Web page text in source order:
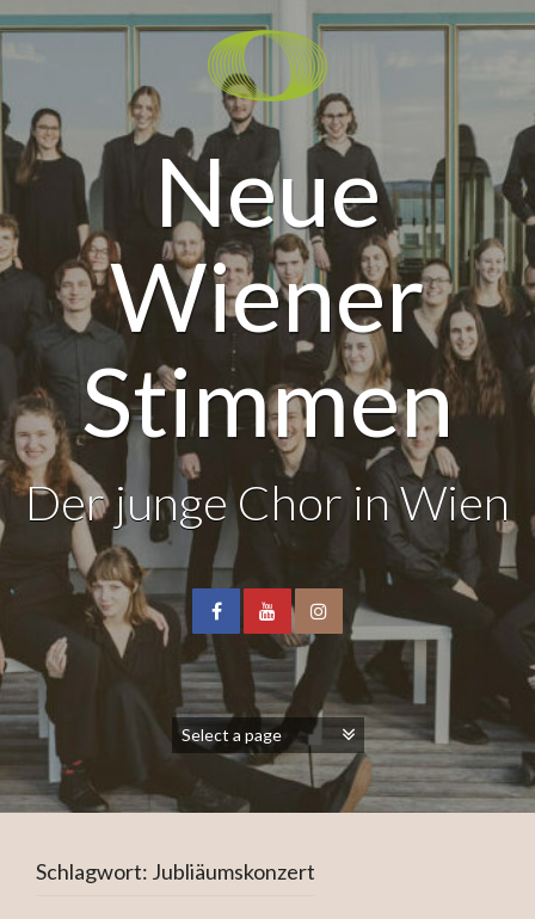
Neue
Wiener
Stimmen
Der junge Chor in Wien
Schlagwort: Jubliäumskonzert